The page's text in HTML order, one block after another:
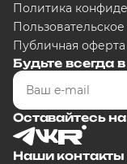
Политика
Публичная оферта
Будьте всегда
Оставайтесь
Наши контакты